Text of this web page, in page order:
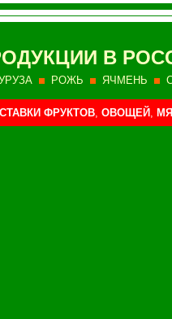
В
РОЖЬ ЯЧМЕНЬ
ФРУКТОВ, ОВОЩЕЙ ,